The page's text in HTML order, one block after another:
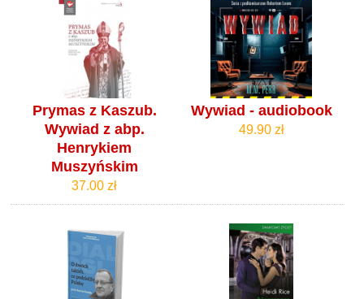
Prymas z Kaszub.
Wywiad z abp.
Henrykiem
Muszyńskim
37.00 zł
Wywiad - audiobook
49.90 zł